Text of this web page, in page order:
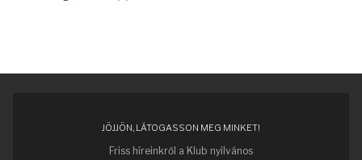
JÖJJÖN, LÁTOGASSON MEG MINKET!
Friss híreinkről a Klub nyilvános